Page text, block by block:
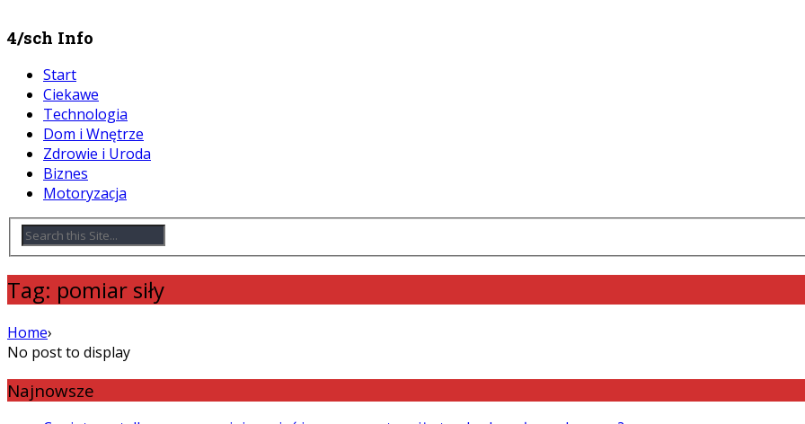
4/sch Info
Start
Ciekawe
Technologia
Dom i Wnętrze
Zdrowie i Uroda
Biznes
Motoryzacja
Tag: pomiar siły
Home›
No post to display
Najnowsze